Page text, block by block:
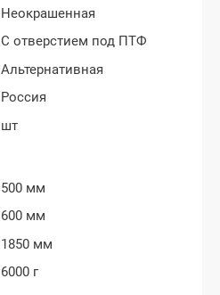
Неокрашенная
С отверстием под ПТФ
Альтернативная
Россия
шт
500 мм
600 мм
1850 мм
6000 г